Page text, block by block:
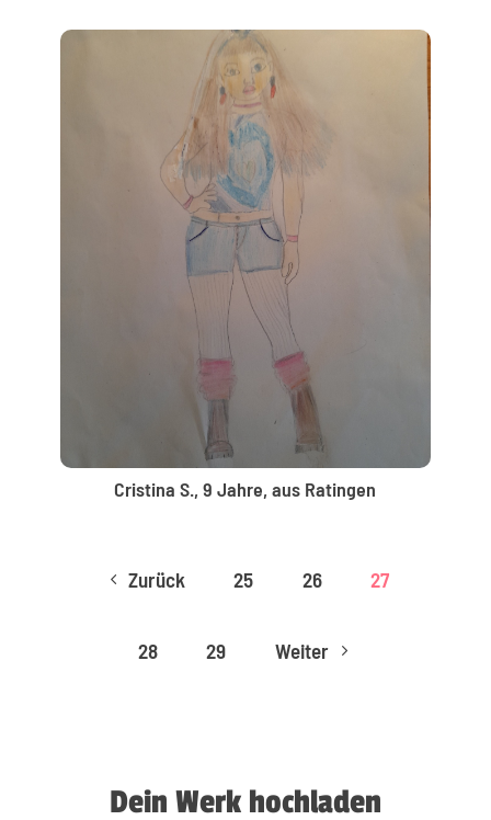
Cristina S., 9 Jahre, aus Ratingen
4 Zurück 25 26 27
28 29 Weiter 5
Dein Werk hochladen